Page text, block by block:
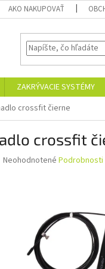
AKO NAKUPOVAŤ
ZAKRÝVACIE SYSTÉMY
crossfit čierne
crossfit
Priemerné
hviezdičiek.
Neohodnotené